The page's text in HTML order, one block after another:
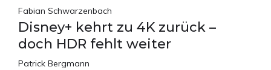
Fabian Schwarzenbach
Disney+ kehrt zu 4K zurück –
doch HDR fehlt weiter
Patrick Bergmann